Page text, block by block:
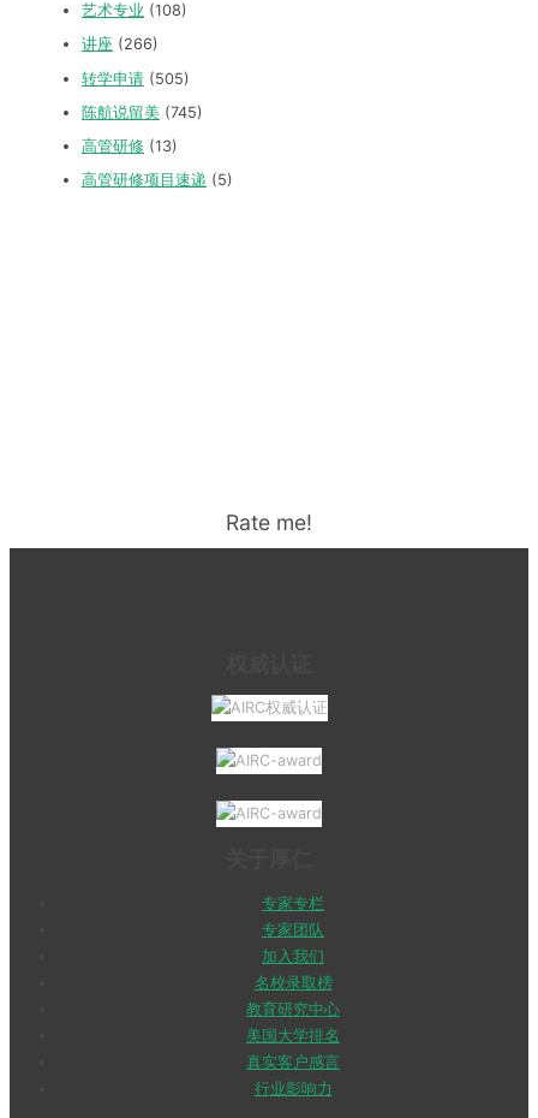
艺术专业 (108)
讲座 (266)
转学申请 (505)
陈航说留美 (745)
高管研修 (13)
高管研修项目速递 (5)
Rate me!
专家专栏
专家团队
加入我们
名校录取榜
教育研究中心
美国大学排名
真实客户感言
行业影响力